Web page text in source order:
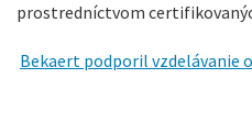
prostredníctvom
Bekaert podporil vzdelávanie